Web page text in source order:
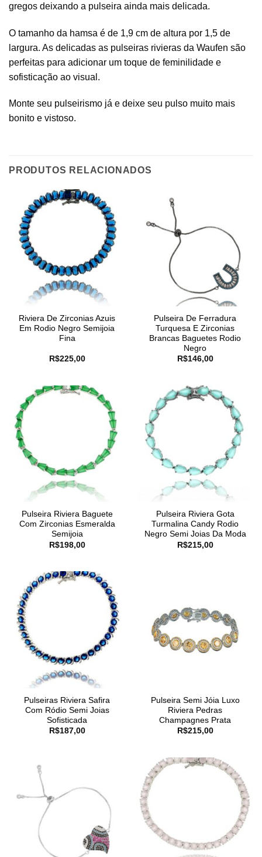
gregos deixando a pulseira ainda mais delicada.
O tamanho da hamsa é de 1,9 cm de altura por 1,5 de
largura. As delicadas as pulseiras rivieras da Waufen são
perfeitas para adicionar um toque de feminilidade e
sofisticação ao visual.
Monte seu pulseirismo já e deixe seu pulso muito mais
bonito e vistoso.
PRODUTOS RELACIONADOS
Riviera De Zirconias Azuis
Em Rodio Negro Semijoia
Fina
R$225,00
Pulseira De Ferradura
Turquesa E Zirconias
Brancas Baguetes Rodio
Negro
R$146,00
Pulseira Riviera Baguete
Com Zirconias Esmeralda
Semijoia
R$198,00
Pulseira Riviera Gota
Turmalina Candy Rodio
Negro Semi Joias Da Moda
R$215,00
Pulseiras Riviera Safira
Com Ródio Semi Joias
Sofisticada
R$187,00
Pulseira Semi Jóia Luxo
Riviera Pedras
Champagnes Prata
R$215,00